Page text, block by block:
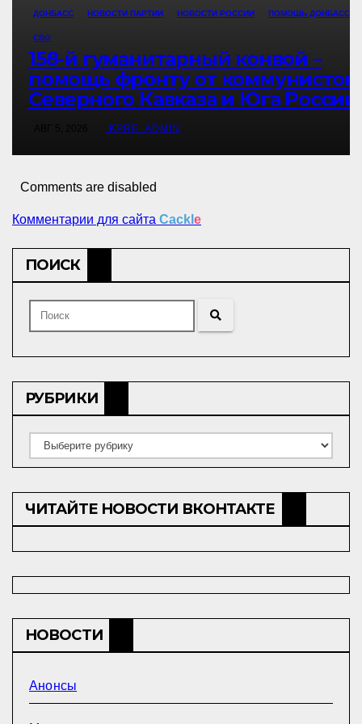
ДОНБАСС НОВОСТИ ПАРТИИ НОВОСТИ РОССИИ ПОМОЩЬ ДОНБАССУ
СВО
158-й гуманитарный конвой –
помощь фронту от коммунистов
Северного Кавказа и Юга России
KPRF_ADMIN
Comments are disabled
Комментарии для сайта Cackl e
ПОИСК
РУБРИКИ
Рубрики
ЧИТАЙТЕ НОВОСТИ ВКОНТАКТЕ
НОВОСТИ
Анонсы